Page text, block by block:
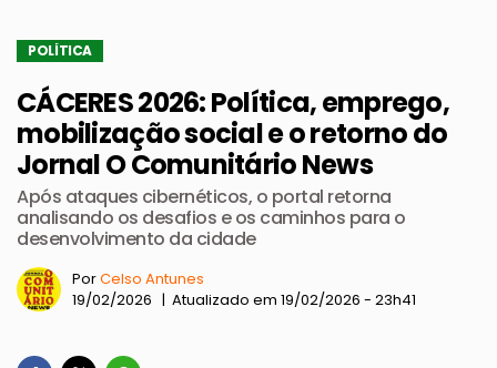
POLÍTICA
CÁCERES 2026: Política, emprego,
mobilização social e o retorno do
Jornal O Comunitário News
Após ataques cibernéticos, o portal retorna
analisando os desafios e os caminhos para o
desenvolvimento da cidade
PorCelso Antunes
19/02/2026 | Atualizado em 19/02/2026 - 23h41